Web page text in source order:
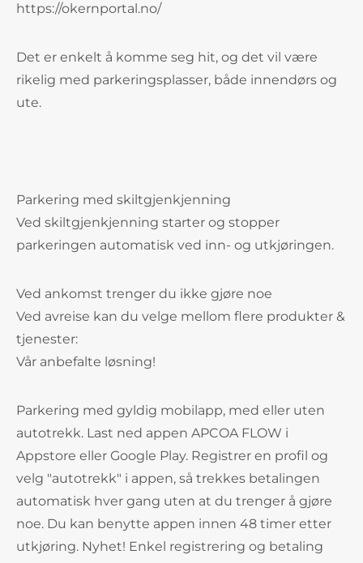
https://okernportal.no/
Det er enkelt å komme seg hit, og det vil være
rikelig med parkeringsplasser, både innendørs og
ute.
Parkering med skiltgjenkjenning
Ved skiltgjenkjenning starter og stopper
parkeringen automatisk ved inn- og utkjøringen.
Ved ankomst trenger du ikke gjøre noe
Ved avreise kan du velge mellom flere produkter &
tjenester:
Vår anbefalte løsning!
Parkering med gyldig mobilapp, med eller uten
autotrekk. Last ned appen APCOA FLOW i
Appstore eller Google Play. Registrer en profil og
velg "autotrekk" i appen, så trekkes betalingen
automatisk hver gang uten at du trenger å gjøre
noe. Du kan benytte appen innen 48 timer etter
utkjøring. Nyhet! Enkel registrering og betaling